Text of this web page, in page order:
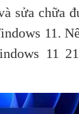
sửa chữa
11.
11